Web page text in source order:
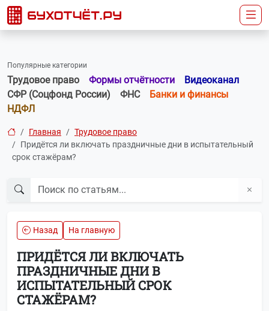
Популярные категории
Трудовое право Формы отчётности
Видеоканал
СФР (Соцфонд России)
ФНС
Банки и финансы
НДФЛ
Главная
Трудовое право
Придётся ли включать праздничные дни в испытательный
срок стажёрам?
Назад На главную
ПРИДЁТСЯ ЛИ ВКЛЮЧАТЬ
ПРАЗДНИЧНЫЕ ДНИ В
ИСПЫТАТЕЛЬНЫЙ СРОК
СТАЖЁРАМ?